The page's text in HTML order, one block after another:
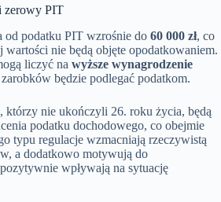
zerowy PIT
podatku PIT wzrośnie do 60 000 zł, co
wartości nie będą objęte opodatkowaniem.
liczyć na wyższe wynagrodzenie
będzie podlegać podatkom.
którzy nie ukończyli 26. roku życia, będą
podatku dochodowego, co obejmie
typu regulacje wzmacniają rzeczywistą
a dodatkowo motywują do
wpływają na sytuację